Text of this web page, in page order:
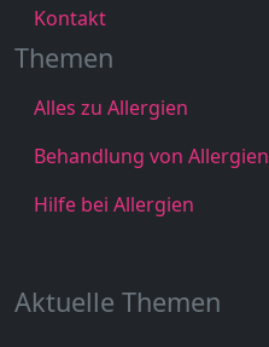
Kontakt
Themen
Alles zu Allergien
Behandlung von Allergien
Hilfe bei Allergien
Aktuelle Themen